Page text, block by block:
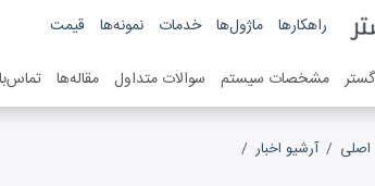
فروش گستر
راهکارها ماژول‌ها خدمات نمونه‌ها قیمت
مشخصات سیستم سوالات متداول مقاله‌ها
آرشیو اخبار